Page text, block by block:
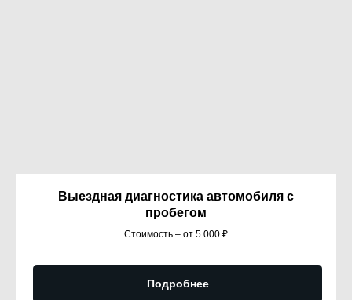
Выездная диагностика автомобиля с
пробегом
Стоимость – от 5.000 ₽
Подробнее